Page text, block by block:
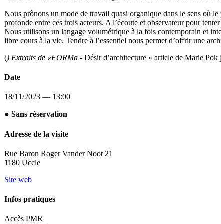
Nous prônons un mode de travail quasi organique dans le sens où
profonde entre ces trois acteurs. A l’écoute et observateur pour
Nous utilisons un langage volumétrique à la fois contemporain et
libre cours à la vie. Tendre à l’essentiel nous permet d’offrir une
() Extraits de «FORMa - Désir d’architecture » article de Marie
Date
18/11/2023 — 13:00
● Sans réservation
Adresse de la visite
Rue Baron Roger Vander Noot 21
1180 Uccle
Site web
Infos pratiques
Accès PMR